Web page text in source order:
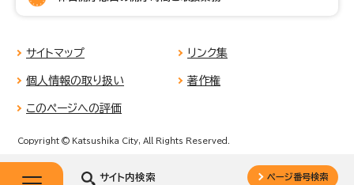
サイト内検索 ページ番号検索
サイトマップ リンク集
個人情報の取り扱い 著作権
このページへの評価
Copyright © Katsushika City, All Rights Reserved.